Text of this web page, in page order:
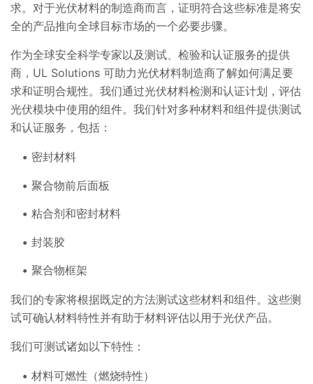
求。对于光伏材料的制造商而言，证明符合这些标准是将安
全的产品推向全球目标市场的一个必要步骤。
作为全球安全科学专家以及测试、检验和认证服务的提供
商，UL Solutions 可助力光伏材料制造商了解如何满足要
求和证明合规性。我们通过光伏材料检测和认证计划，评估
光伏模块中使用的组件。我们针对多种材料和组件提供测试
和认证服务，包括：
密封材料
聚合物前后面板
粘合剂和密封材料
封装胶
聚合物框架
我们的专家将根据既定的方法测试这些材料和组件。这些测
试可确认材料特性并有助于材料评估以用于光伏产品。
我们可测试诸如以下特性：
材料可燃性（燃烧特性）